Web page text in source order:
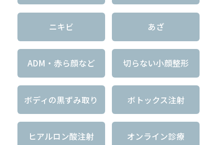
ニキビ あざ
ADM・赤ら顔など 切らない小顔整形
ボディの黒ずみ取り ボトックス注射
ヒアルロン酸注射 オンライン診療